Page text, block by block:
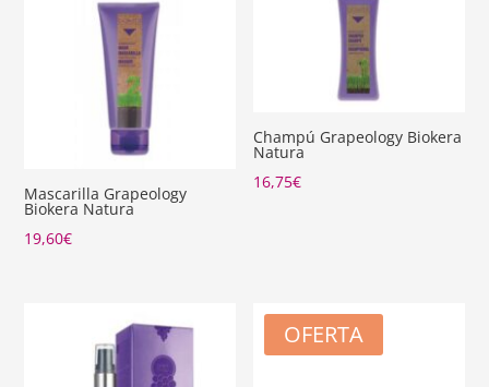
Mascarilla Grapeology
Biokera Natura
19,60€
Champú Grapeology Biokera
Natura
16,75€
OFERTA